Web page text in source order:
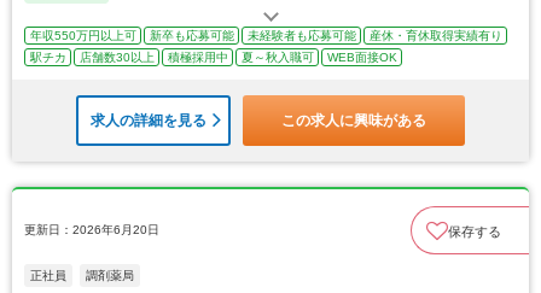
年収550万円以上可 新卒も応募可能 未経験者も応募可能
産休・育休取得実績有り
駅チカ
店舗数30以上 積極採用中 夏～秋入職可 WEB面接OK
求人の詳細を見る この求人に興味がある
更新日：2026年6月20日 保存する
正社員 調剤薬局